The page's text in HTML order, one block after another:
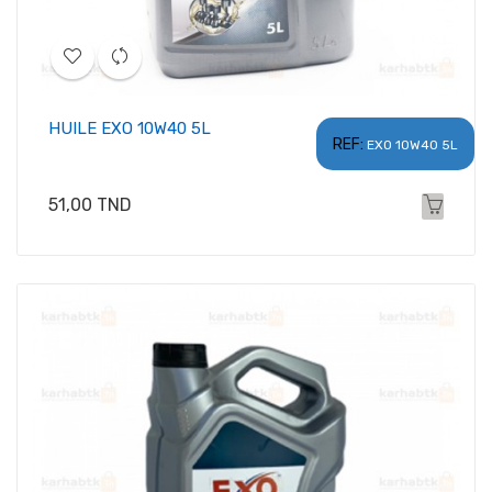
REF: EXO 10W40 5L
HUILE EXO 10W40 5L
Prix
51,00 TND